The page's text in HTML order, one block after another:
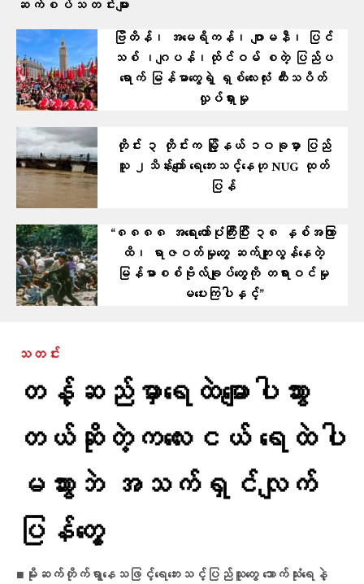
ဆက်စပ်သတင်းများ
ဗြိတိန်၊ အမေရိကန်၊ ဂျာမနီ၊ ပြင်
သစ် ၊ဂျပန်၊ထ်ုင်ဝမ် စတဲ့ ပြ​ည်ပ
ရောက် မြန်မာတွေရဲ့ ရှစ်လေးလုံး ထီးသပိတ်
လှုပ်ရှားမှု
တိုင်း ၃ တိုင်းက မြို့နယ် ၁၀ခုမှာ ပြည်
သူ ၂သိန်းကျော် ရေဘေးသင့်နေဟု NUG ထုတ်
ပြန်
“၈၈၈၈ အရေးတော်ပုံကြီးပြီး ၃၈ နှစ်အကြာ
ထိ၊ ရာဇဝတ်မှုတွေ ဆက်ကျူးလွန်နေတဲ့
မြန်မာစစ်ဗိုလ်ချုပ်တွေကို တရားဝင်မှု
မပေးကြပါနှင့်”
သတင်း
တန့်ဆည်မှာ​ရေထဲ​မျောပါသွား
တယ်ဆိုတဲ့ကလေးငယ် ရေထဲပါ
မသွားဘဲ အသက်ရှင်လျက်
ပြန်​တွေ့
■မိုးဆက်တိုက်ရွာနေသဖြင့်​​ရေ​ဘေးသင့်ပြည်သူ​တွေ သောက်သုံးရေနဲ့